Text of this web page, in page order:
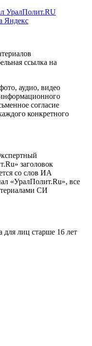
УралПолит.RU
Яндекс
ссылка на
аудио, видео
согласие
конкретного
заголовок
со слов ИА
«УралПолит.Ru», все
СИ
для лиц старше 16 лет